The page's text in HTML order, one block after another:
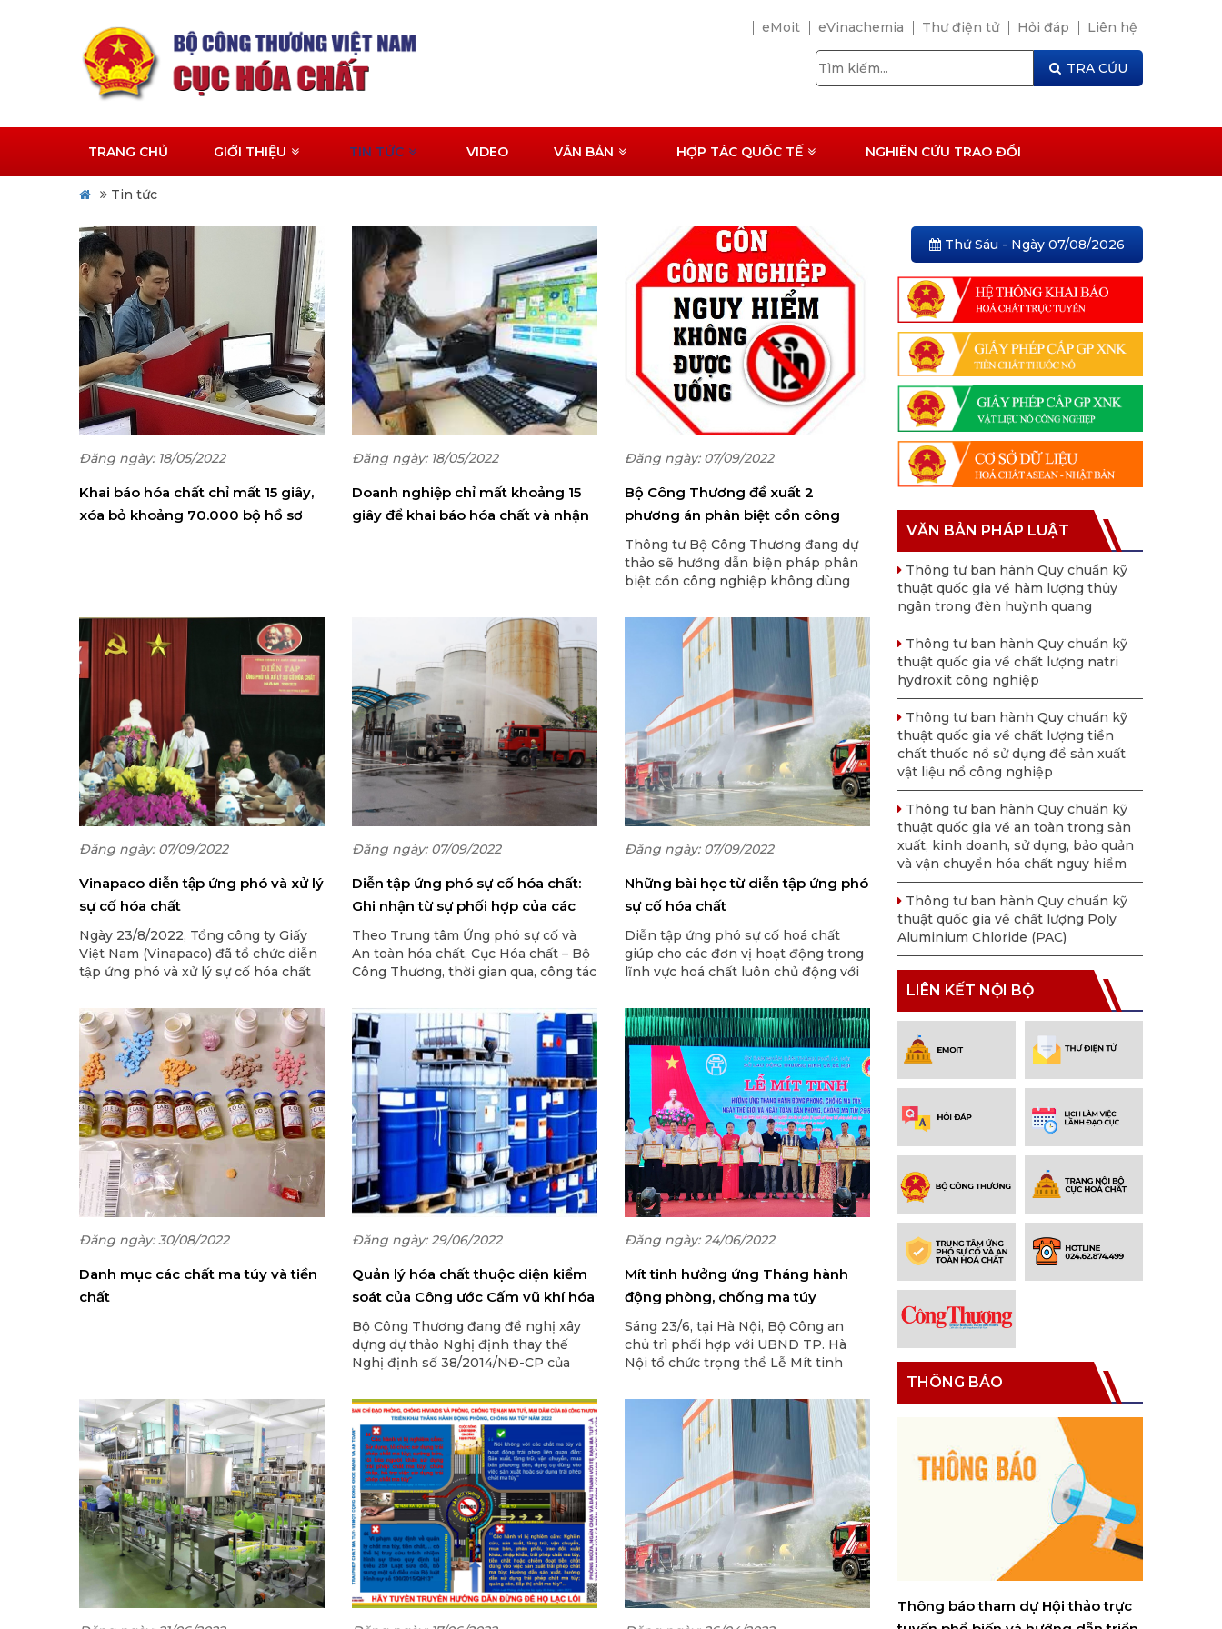
eMoit eVinachemia Thư điện tử Hỏi đáp Liên hệ
TRA CỨU
TRANG CHỦ GIỚI THIỆU TIN TỨC VIDEO VĂN BẢN HỢP TÁC QUỐC TẾ NGHIÊN CỨU TRAO ĐỔI
Tin tức
Đăng ngày: 18/05/2022
Khai báo hóa chất chỉ mất 15 giây,
xóa bỏ khoảng 70.000 bộ hồ sơ
Đăng ngày: 18/05/2022
Doanh nghiệp chỉ mất khoảng 15
giây để khai báo hóa chất và nhận
Đăng ngày: 07/09/2022
Bộ Công Thương đề xuất 2
phương án phân biệt cồn công
nghiệp với cồn thực phẩm
Thông tư Bộ Công Thương đang dự
thảo sẽ hướng dẫn biện pháp phân
biệt cồn công nghiệp không dùng
để phòng ngừa pha chế rượu từ cồn
công nghiệp không dùng trong thực
Đăng ngày: 07/09/2022
Vinapaco diễn tập ứng phó và xử lý
sự cố hóa chất
Ngày 23/8/2022, Tổng công ty Giấy
Việt Nam (Vinapaco) đã tổ chức diễn
tập ứng phó và xử lý sự cố hóa chất
máy Giấy Bãi Bằng - Vinapaco.
Đăng ngày: 07/09/2022
Diễn tập ứng phó sự cố hóa chất:
Ghi nhận từ sự phối hợp của các
địa phương
Theo Trung tâm Ứng phó sự cố và
An toàn hóa chất, Cục Hóa chất – Bộ
Công Thương, thời gian qua, công tác
các địa phương ở nước ta chưa cao,
đạt khoảng 35-40% ( số địa phương
thực hiện diễn tập ít nhất là 1 lần).
Tuy nhiên, việc xây dựng kế hoạch
phòng ngừa ứng phó sự cố hóa chất
cấp tỉnh đạt trên 90%.
Đăng ngày: 07/09/2022
Những bài học từ diễn tập ứng phó
sự cố hóa chất
Diễn tập ứng phó sự cố hoá chất
giúp cho các đơn vị hoạt động trong
lĩnh vực hoá chất luôn chủ động với
hoạt động sản xất kinh doanh.
Đăng ngày: 30/08/2022
Danh mục các chất ma túy và tiền
chất
Đăng ngày: 29/06/2022
Quản lý hóa chất thuộc diện kiểm
soát của Công ước Cấm vũ khí hóa
học
Bộ Công Thương đang đề nghị xây
dựng dự thảo Nghị định thay thế
Nghị định số 38/2014/NĐ-CP của
diện kiểm soát của Công ước Cấm
phát triển, sản xuất, tàng trữ, sử
dụng và phá hủy vũ khí hóa học.
Đăng ngày: 24/06/2022
Mít tinh hưởng ứng Tháng hành
động phòng, chống ma túy
Sáng 23/6, tại Hà Nội, Bộ Công an
chủ trì phối hợp với UBND TP. Hà
Nội tổ chức trọng thể Lễ Mít tinh
chống ma túy; Ngày quốc tế và Ngày
toàn dân phòng, chống ma túy 26/6.
Thứ Sáu - Ngày 07/08/2026
VĂN BẢN PHÁP LUẬT
Thông tư ban hành Quy chuẩn kỹ
thuật quốc gia về hàm lượng thủy
ngân trong đèn huỳnh quang
Thông tư ban hành Quy chuẩn kỹ
thuật quốc gia về chất lượng natri
hydroxit công nghiệp
Thông tư ban hành Quy chuẩn kỹ
thuật quốc gia về chất lượng tiền
chất thuốc nổ sử dụng để sản xuất
vật liệu nổ công nghiệp
Thông tư ban hành Quy chuẩn kỹ
thuật quốc gia về an toàn trong sản
xuất, kinh doanh, sử dụng, bảo quản
và vận chuyển hóa chất nguy hiểm
Thông tư ban hành Quy chuẩn kỹ
thuật quốc gia về chất lượng Poly
Aluminium Chloride (PAC)
LIÊN KẾT NỘI BỘ
THÔNG BÁO
Thông báo v/v thực hiện thủ tục
Thông báo tham dự Hội thảo trực